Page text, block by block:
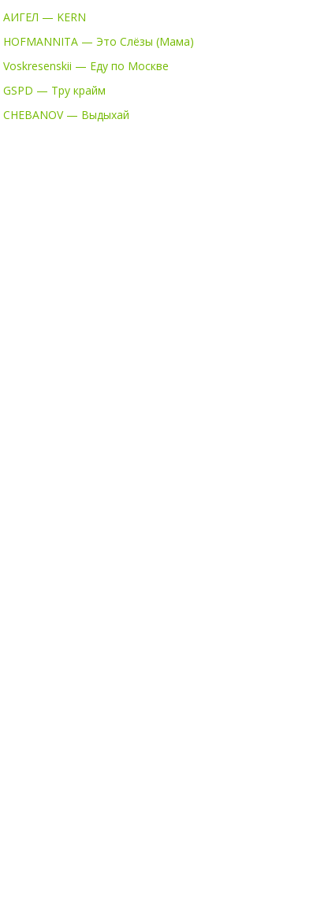
АИГЕЛ — KERN
HOFMANNITA — Это Слёзы (Мама)
Voskresenskii — Еду по Москве
GSPD — Тру крайм
CHEBANOV — Выдыхай